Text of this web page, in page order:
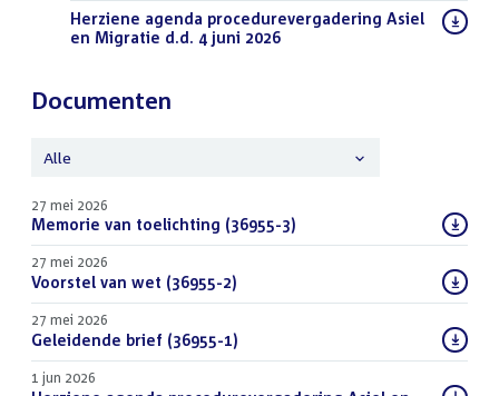
Download
bestand:
Herziene agenda procedurevergadering Asiel
en Migratie d.d. 4 juni 2026
Documenten
Alle
27 mei 2026
Download
bestand:
Memorie van toelichting (36955-3)
27 mei 2026
Download
bestand:
Voorstel van wet (36955-2)
27 mei 2026
Download
bestand:
Geleidende brief (36955-1)
1 jun 2026